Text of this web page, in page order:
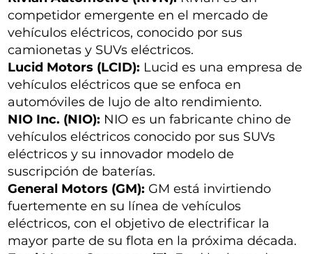
competidor emergente en el mercado de
vehículos eléctricos, conocido por sus
camionetas y SUVs eléctricos.
Lucid Motors (LCID): Lucid es una empresa de
vehículos eléctricos que se enfoca en
automóviles de lujo de alto rendimiento.
NIO Inc. (NIO): NIO es un fabricante chino de
vehículos eléctricos conocido por sus SUVs
eléctricos y su innovador modelo de
suscripción de baterías.
General Motors (GM): GM está invirtiendo
fuertemente en su línea de vehículos
eléctricos, con el objetivo de electrificar la
mayor parte de su flota en la próxima década.